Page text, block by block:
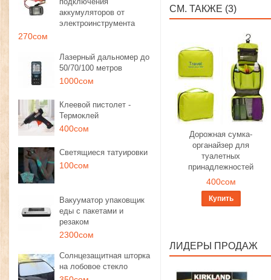
аккумуляторов от
электроинструмента
270сом
Лазерный дальномер до
50/70/100 метров
1000сом
Клеевой пистолет -
Термоклей
400сом
Светящиеся татуировки
100сом
Вакууматор упаковщик
еды с пакетами и
резаком
2300сом
Солнцезащитная шторка
на лобовое стекло
СМ. ТАКЖЕ (3)
Дорожная сумка-
органайзер для
туалетных
принадлежностей
400сом
Купить
ЛИДЕРЫ ПРОДАЖ